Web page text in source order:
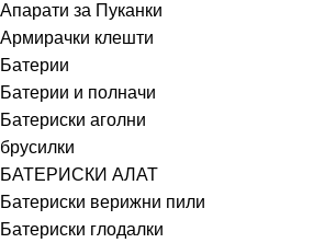
Апарати за Пуканки
Армирачки клешти
Батерии
Батерии и полначи
Батериски аголни
брусилки
БАТЕРИСКИ АЛАТ
Батериски верижни пили
Батериски глодалки